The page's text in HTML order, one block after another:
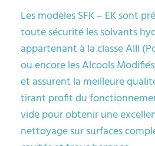
Les modèles SFK – EK sont
toute sécurité les solvants
appartenant à la classe AIII
ou encore les Alcools
et assurent la meilleure
tirant profit du
vide pour obtenir une
nettoyage sur surfaces